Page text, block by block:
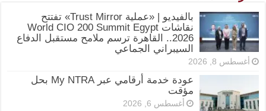
بالفيديو | «عملية Trust Mirror» تفتتح
نقاشات World CIO 200 Summit Egypt
2026.. القاهرة ترسم ملامح مستقبل الدفاع
السيبراني الجماعي
أغسطس 8, 2026
عودة خدمة أرقامي عبر My NTRA بحل
مؤقت
أغسطس 6, 2026